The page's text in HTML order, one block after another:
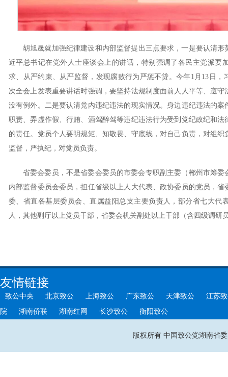
胡旭晟就加强纪律建设和内部监督提出三点要求，一是要认清形
近平总书记在党外人士座谈会上的讲话，特别强调了各民主党派要
求、从严约束、从严监督，发现腐败行为严惩不贷。今年1月13日，
次全会上发表重要讲话时强调，要坚持法规制度面前人人平等、遵
没有例外。二是要认清党内违纪违法的现实情况。身边违纪违法的
职责、弄虚作假、行贿、酒驾醉驾等违纪违法行为受到党纪政纪和
的责任。党员个人要明规矩、知敬畏、守底线，对自己负责，对组
监督，严执纪，对党员负责。
省委会委员，不是省委会委员的市委会专职副主委（郴州市筹
内部监督委员会委员，担任省级以上人大代表、政协委员的党员，
委、省直各基层委员会、直属益阳总支主要负责人，部分省七大代
人，其他副厅以上党员干部，省委会机关副处以上干部（含四级调研
友情链接
致公中央 北京致公 上海致公 广东致公 天津致公
江苏
院
湖南侨联 湖南红网 长沙致公 衡阳致公
版权所有 中国致公党湖南省